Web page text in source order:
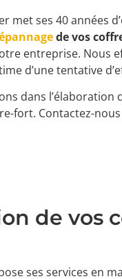
ses 40 années
de vos
entreprise. Nous
d’une tentative
dans l’élaboration
fort. Contactez-
de vos
ses services en